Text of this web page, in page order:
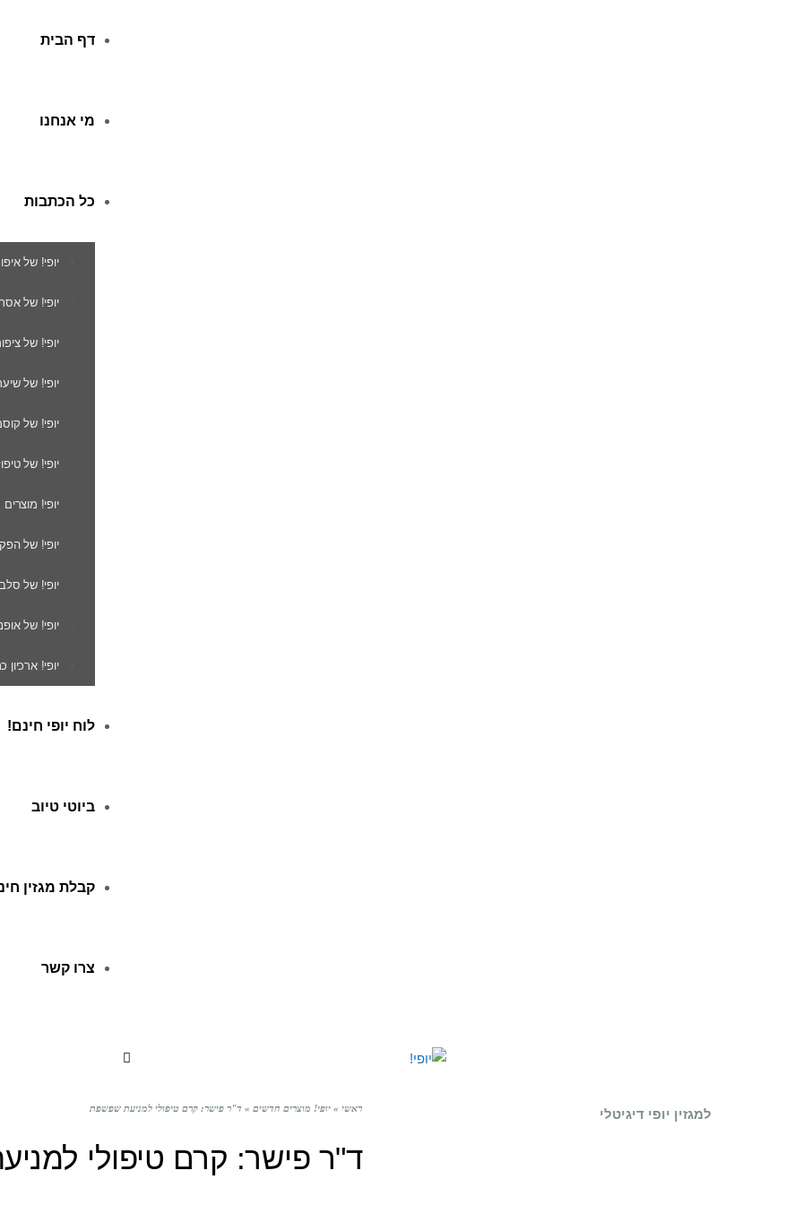
דף הבית
מי אנחנו
כל הכתבות
יופי! של
יופי! של
יופי! של
יופי! של
יופי! של
יופי! של
יופי!
יופי! של
יופי! של
יופי! של
יופי! ארכיון
לוח יופי חינם!
ביוטי טיוב
קבלת מגזין
צרו קשר
ראשי » יופי! מוצרים חדשים » ד"ר פישר: קרם טיפולי למניעת שפשפת
ד"ר פישר: קרם טיפולי
למגזין יופי דיגיטלי